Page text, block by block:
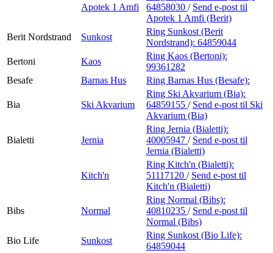
Apotek 1 Amfi
64858030 / Send e-post til
Apotek 1 Amfi (Berit)
Berit Nordstrand
Sunkost
Ring Sunkost (Berit
Nordstrand): 64859044
Bertoni
Kaos
Ring Kaos (Bertoni):
99361282
Besafe
Barnas Hus Ring Barnas Hus (Besafe):
Bia Ski Akvarium
Ring Ski Akvarium (Bia):
64859155 / Send e-post til Ski
Akvarium (Bia)
Bialetti Jernia
Ring Jernia (Bialetti):
40005947 / Send e-post til
Jernia (Bialetti)
Kitch'n
Ring Kitch'n (Bialetti):
51117120 / Send e-post til
Kitch'n (Bialetti)
Bibs Normal
Ring Normal (Bibs):
40810235 / Send e-post til
Normal (Bibs)
Bio Life
Sunkost
Ring Sunkost (Bio Life):
64859044